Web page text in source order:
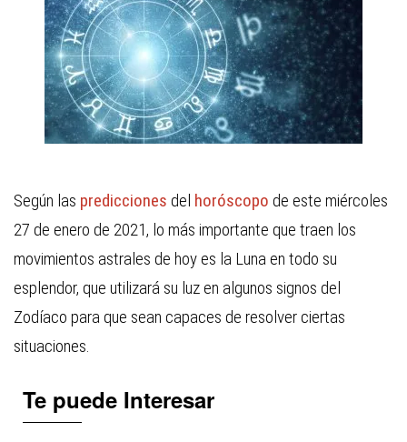
Según las predicciones del horóscopo de este miércoles
27 de enero de 2021, lo más importante que traen los
movimientos astrales de hoy es la Luna en todo su
esplendor, que utilizará su luz en algunos signos del
Zodíaco para que sean capaces de resolver ciertas
situaciones.
Te puede Interesar